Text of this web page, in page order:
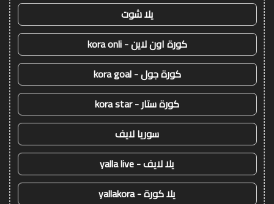
يلا شوت
كورة اون لاين - kora onli
كورة جول - kora goal
كورة ستار - kora star
سوريا لايف
يلا لايف - yalla live
يلا كورة - yallakora